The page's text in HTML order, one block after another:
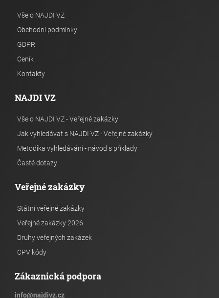
Vše o NAJDI VZ
Obchodní podmínky
GDPR
Ceník
Kontakty
NAJDI VZ
Vše o NAJDI VZ - Veřejné zakázky
Jak vyhledávat s NAJDI VZ - Veřejné zakázky
Metodika vyhledávání - návod s příklady
Časté dotazy
Veřejné zakázky
Státní veřejné zakázky
Veřejné zakázky 2026
Druhy veřejných zakázek
CPV kódy
Zákaznická podpora
info@najdivz.cz